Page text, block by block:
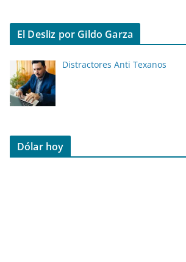
El Desliz por Gildo Garza
Distractores Anti Texanos
Dólar hoy